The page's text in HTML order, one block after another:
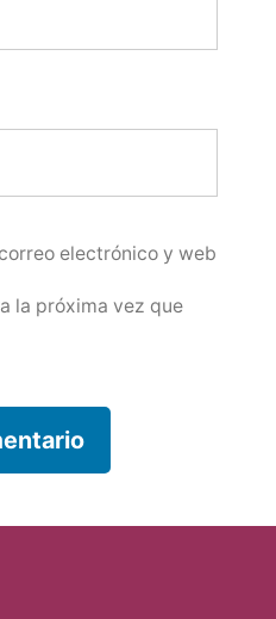
electrónico y web
la próxima vez que